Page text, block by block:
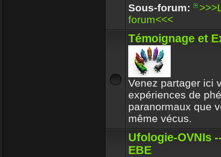
Enjoy
30 Déc 2017 16:32
Circle avait toujours
respectait
Enjoy
30 Déc 2017 16:32
Sous-forum:
forum<<<
Témoignage et
Venez partager ici
expériences de
paranormaux que
même vécus.
Ufologie-OVNIs
EBE